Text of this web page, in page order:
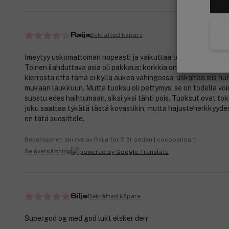
RaijaBekräftad köpare
Imeytyy uskomattoman nopeasti ja vaikuttaa tehoavan myös
Toinen ilahduttava asia oli pakkaus: korkkia on kierrettävä
kierrosta että tämä ei kyllä aukea vahingossa, uskaltaa siis
mukaan laukkuun. Mutta tuoksu oli pettymys, se on todella
suostu edes haihtumaan, siksi yksi tähti pois. Tuoksut ovat
joku saattaa tykätä tästä kovastikin, mutta
en tätä suosittele.
Recensionen skrevs av Raija för 5 år sedan | cocopanda.fi
Se översättning
SiljeBekräftad köpare
Supergod og med god lukt elsker den!